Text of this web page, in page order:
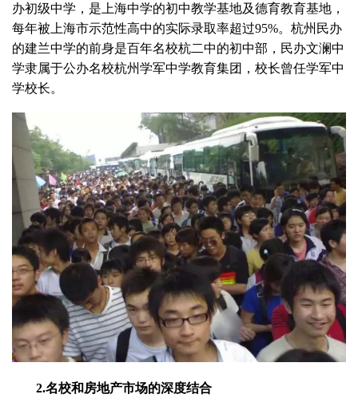
办初级中学，是上海中学的初中教学基地及德育教育基地，
每年被上海市示范性高中的实际录取率超过95%。杭州民办
的建兰中学的前身是百年名校杭二中的初中部，民办文澜中
学隶属于公办名校杭州学军中学教育集团，校长曾任学军中
学校长。
2.名校和房地产市场的深度结合